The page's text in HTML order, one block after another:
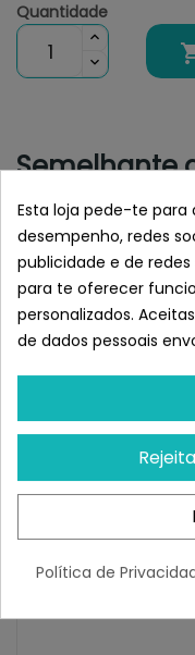
Quantidade
Semelhante
Esta loja pede-te para
desempenho, redes
publicidade e de
para te oferecer
personalizados.
de dados pessoais
Política de